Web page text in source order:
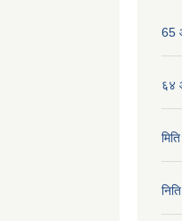
65
६४